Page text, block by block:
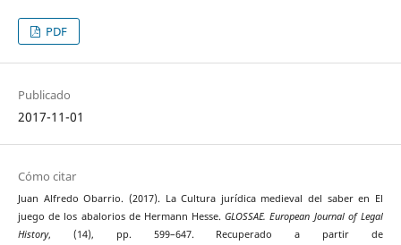
PDF
Publicado
2017-11-01
Cómo citar
Juan Alfredo Obarrio. (2017). La Cultura jurídica medieval del saber en El
juego de los abalorios de Hermann Hesse.GLOSSAE. European Journal of Legal
History, (14), pp. 599–647. Recuperado a partir de